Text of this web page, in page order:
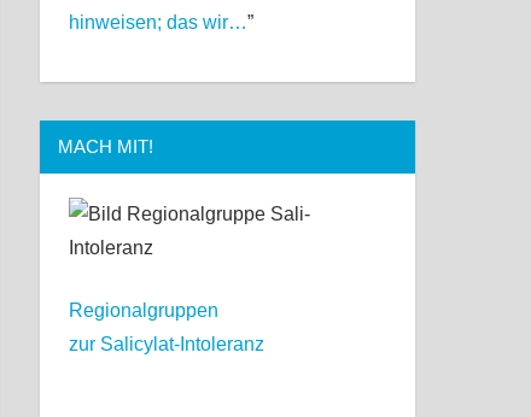
hinweisen; das wir…”
MACH MIT!
Regionalgruppen
zur Salicylat-Intoleranz